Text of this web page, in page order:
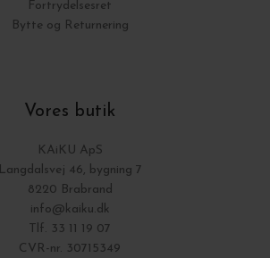
Fortrydelsesret
Bytte og Returnering
Vores butik
KAiKU ApS
Langdalsvej 46, bygning 7
8220 Brabrand
info@kaiku.dk
Tlf. 33 11 19 07
CVR-nr. 30715349